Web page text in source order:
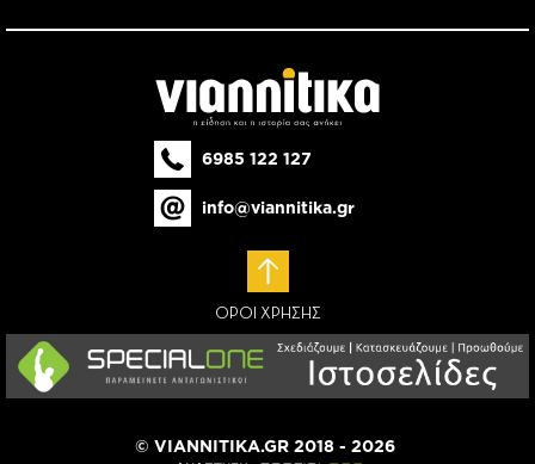
6985 122 127
info@viannitika.gr
ΟΡΟΙ ΧΡΗΣΗΣ
© VIANNITIKA.GR 2018 - 2026